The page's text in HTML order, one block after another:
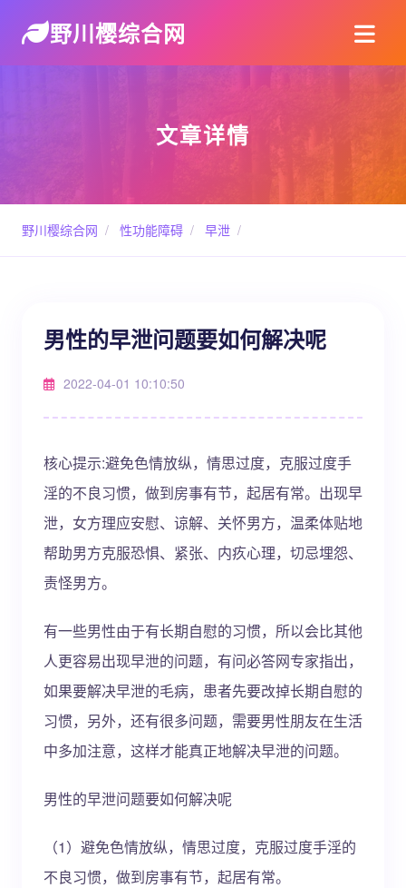
野川樱综合网
文章详情
野川樱综合网 / 性功能障碍 / 早泄 /
男性的早泄问题要如何解决呢
2022-04-01 10:10:50
核心提示:避免色情放纵，情思过度，克服过度手
淫的不良习惯，做到房事有节，起居有常。出现早
泄，女方理应安慰、谅解、关怀男方，温柔体贴地
帮助男方克服恐惧、紧张、内疚心理，切忌埋怨、
责怪男方。
有一些男性由于有长期自慰的习惯，所以会比其他
人更容易出现早泄的问题，有问必答网专家指出，
如果要解决早泄的毛病，患者先要改掉长期自慰的
习惯，另外，还有很多问题，需要男性朋友在生活
中多加注意，这样才能真正地解决早泄的问题。
男性的早泄问题要如何解决呢
（1）避免色情放纵，情思过度，克服过度手淫的
不良习惯，做到房事有节，起居有常。